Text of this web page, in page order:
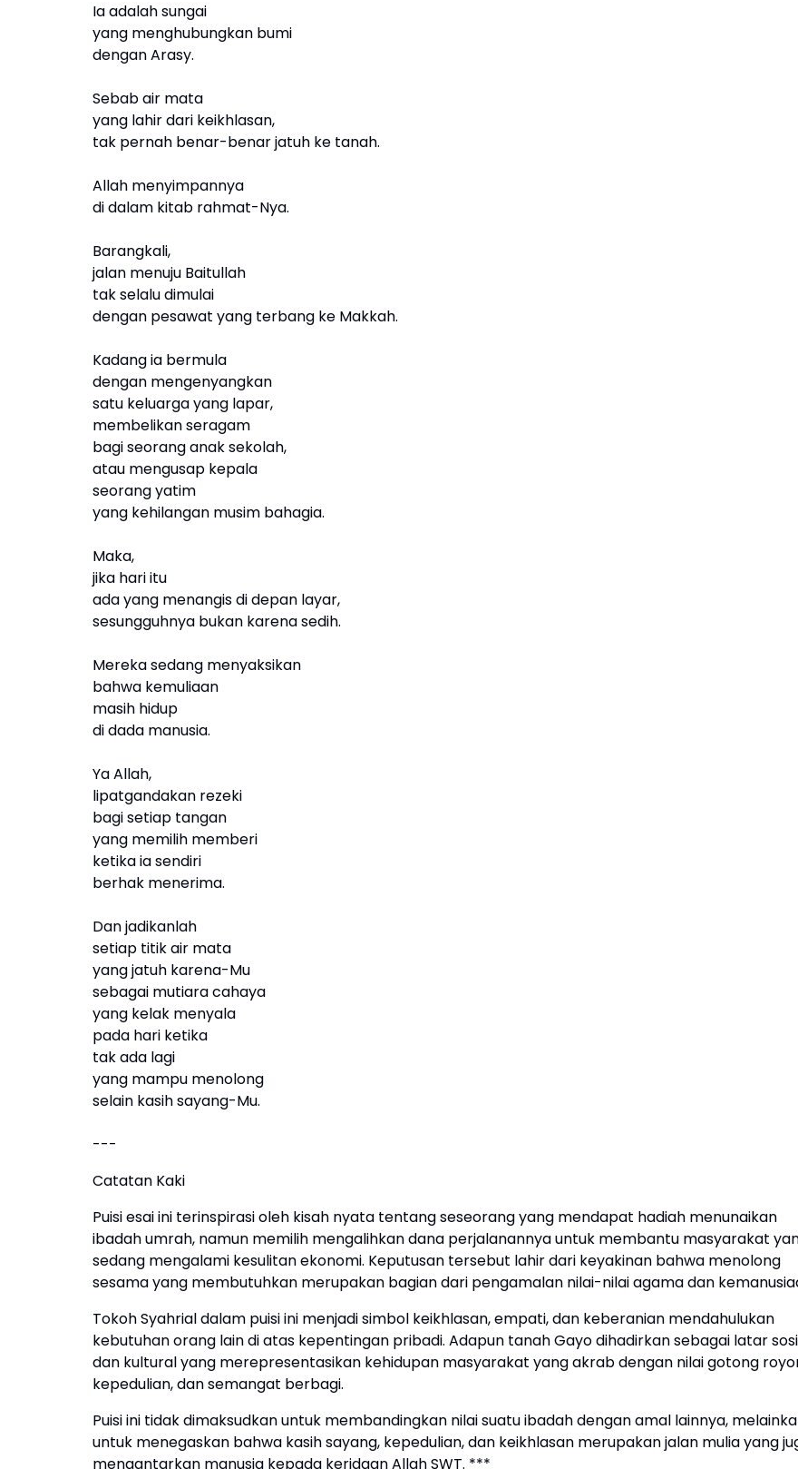
Ia adalah sungai
yang menghubungkan bumi
dengan Arasy.
Sebab air mata
yang lahir dari keikhlasan,
tak pernah benar-benar jatuh ke tanah.
Allah menyimpannya
di dalam kitab rahmat-Nya.
Barangkali,
jalan menuju Baitullah
tak selalu dimulai
dengan pesawat yang terbang ke Makkah.
Kadang ia bermula
dengan mengenyangkan
satu keluarga yang lapar,
membelikan seragam
bagi seorang anak sekolah,
atau mengusap kepala
seorang yatim
yang kehilangan musim bahagia.
Maka,
jika hari itu
ada yang menangis di depan layar,
sesungguhnya bukan karena sedih.
Mereka sedang menyaksikan
bahwa kemuliaan
masih hidup
di dada manusia.
Ya Allah,
lipatgandakan rezeki
bagi setiap tangan
yang memilih memberi
ketika ia sendiri
berhak menerima.
Dan jadikanlah
setiap titik air mata
yang jatuh karena-Mu
sebagai mutiara cahaya
yang kelak menyala
pada hari ketika
tak ada lagi
yang mampu menolong
selain kasih sayang-Mu.
---
Catatan Kaki
Puisi esai ini terinspirasi oleh kisah nyata tentang seseorang yang mendapat hadiah menunaikan
ibadah umrah, namun memilih mengalihkan dana perjalanannya untuk membantu masyarakat
sedang mengalami kesulitan ekonomi. Keputusan tersebut lahir dari keyakinan bahwa menolong
sesama yang membutuhkan merupakan bagian dari pengamalan nilai-nilai agama dan
Tokoh Syahrial dalam puisi ini menjadi simbol keikhlasan, empati, dan keberanian mendahulukan
kebutuhan orang lain di atas kepentingan pribadi. Adapun tanah Gayo dihadirkan sebagai latar
dan kultural yang merepresentasikan kehidupan masyarakat yang akrab dengan nilai gotong
kepedulian, dan semangat berbagi.
Puisi ini tidak dimaksudkan untuk membandingkan nilai suatu ibadah dengan amal lainnya,
untuk menegaskan bahwa kasih sayang, kepedulian, dan keikhlasan merupakan jalan mulia yang
mengantarkan manusia kepada keridaan Allah SWT. ***